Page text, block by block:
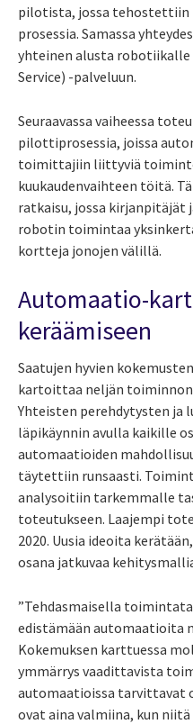
pilotista, jossa tehostettiin
prosessia. Samassa
yhteinen alusta robotiikalle
Service) -palveluun.
Seuraavassa vaiheessa
pilottiprosessia, joissa
toimittajiin liittyviä
kuukaudenvaihteen töitä.
ratkaisu, jossa
robotin toimintaa
kortteja jonojen välillä.
Automaatio-
keräämiseen
Saatujen hyvien
kartoittaa neljän
Yhteisten perehdytysten ja
läpikäynnin avulla kaikille
automaatioiden
täytettiin runsaasti.
analysoitiin tarkemmalle
toteutukseen. Laajempi
2020. Uusia ideoita
osana jatkuvaa
”Tehdasmaisella
edistämään automaatioita
Kokemuksen karttuessa
ymmärrys vaadittavista
automaatioissa tarvittavat
ovat aina valmiina, kun